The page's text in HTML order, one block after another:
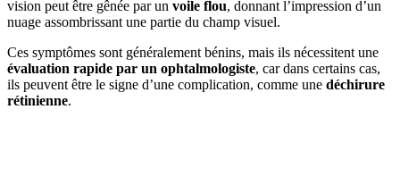
vision peut être gênée par un voile flou, donnant l’impression d’un
nuage assombrissant une partie du champ visuel.
Ces symptômes sont généralement bénins, mais ils nécessitent une
évaluation rapide par un ophtalmologiste, car dans certains cas,
ils peuvent être le signe d’une complication, comme une déchirure
rétinienne.